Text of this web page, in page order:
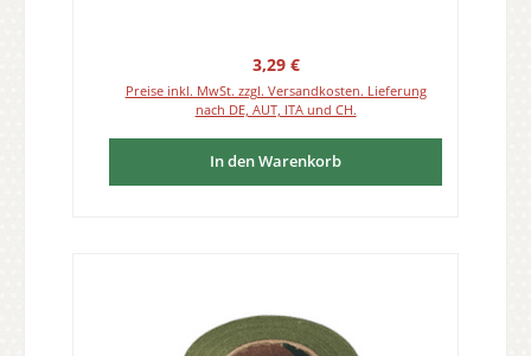
Regulärer Preis:
3,29 €
Preise inkl. MwSt. zzgl. Versandkosten. Lieferung
nach DE, AUT, ITA und CH.
In den Warenkorb